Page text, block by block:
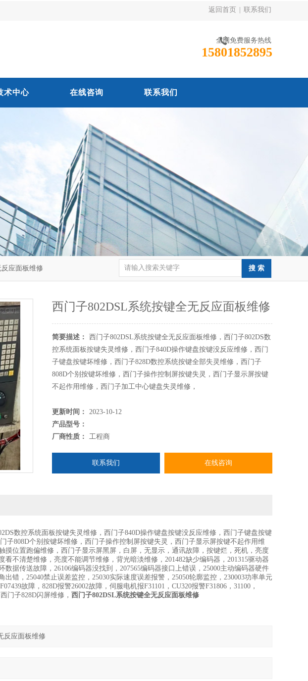
返回首页 联系我们
全国免费服务热线
15801852895
术中心 在线咨询 联系我们
应面板维修
西门子802DSL系统按键全无反应面板维修
简要描述：
西门子802DSL系统按键全无反应面板维修，西门子802DS数
控系统面板按键失灵维修，西门子840D操作键盘按键没反应维修，西门
子键盘按键坏维修，西门子828D数控系统按键全部失灵维修，西门子
808D个别按键坏维修，西门子操作控制屏按键失灵，西门子显示屏按键
不起作用维修，西门子加工中心键盘失灵维修，
更新时间：
2023-10-12
产品型号：
厂商性质：
工程商
联系我们 在线咨询
数控系统面板按键失灵维修，西门子840D操作键盘按键没反应维修，西门子键盘按键
子808D个别按键坏维修，西门子操作控制屏按键失灵，西门子显示屏按键不起作用维
摸位置跑偏维修，西门子显示屏黑屏，白屏，无显示，通讯故障，按键烂，死机，亮度
不清楚维修，亮度不能调节维修，背光暗淡维修，201482缺少编码器，201315驱动器
数据传送故障，26106编码器没找到，207565编码器接口上错误，25000主动编码器硬件
出错，25040禁止误差监控，25030实际速度误差报警，25050轮廓监控，230003功率单元
故障，828D报警26002故障，伺服电机报F31101，CU320报警F31806，31100，
门子828D闪屏维修， 西门子802DSL系统按键全无反应面板维修